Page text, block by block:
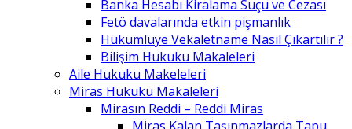
Banka Hesabı Kiralama Suçu ve Cezası
Fetö davalarında etkin pişmanlık
Hükümlüye Vekaletname Nasıl Çıkartılır ?
Bilişim Hukuku Makaleleri
Aile Hukuku Makeleleri
Miras Hukuku Makaleleri
Mirasın Reddi – Reddi Miras